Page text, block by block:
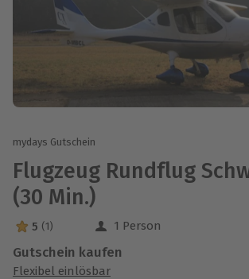
mydays Gutschein
Flugzeug Rundflug
(30 Min.)
5 Sterne von 5 aus 1 Bewertungen
5 (1) 1 Person
Gutschein kaufen
Flexibel einlösbar